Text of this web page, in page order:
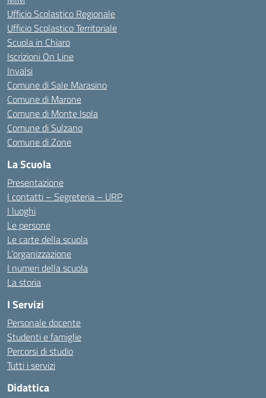
Ufficio Scolastico Regionale
Ufficio Scolastico Territoriale
Scuola in Chiaro
Iscrizioni On Line
Invalsi
Comune di Sale Marasino
Comune di Marone
Comune di Monte Isola
Comune di Sulzano
Comune di Zone
La Scuola
Presentazione
I contatti – Segreteria – URP
I luoghi
Le persone
Le carte della scuola
L’organizzazione
I numeri della scuola
La storia
I Servizi
Personale docente
Studenti e famiglie
Percorsi di studio
Tutti i servizi
Didattica